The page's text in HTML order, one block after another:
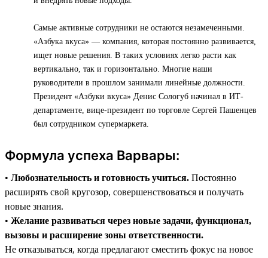
Самые активные сотрудники не остаются незамеченными.
«Азбука вкуса» — компания, которая постоянно развивается,
ищет новые решения. В таких условиях легко расти как
вертикально, так и горизонтально. Многие наши
руководители в прошлом занимали линейные должности.
Президент «Азбуки вкуса» Денис Сологуб начинал в ИТ-
департаменте, вице-президент по торговле Сергей Пашенцев
был сотрудником супермаркета.
Формула успеха Варвары:
• Любознательность и готовность учиться. Постоянно
расширять свой кругозор, совершенствоваться и получать
новые знания.
• Желание развиваться через новые задачи, функционал,
вызовы и расширение зоны ответственности.
Не отказываться, когда предлагают сместить фокус на новое